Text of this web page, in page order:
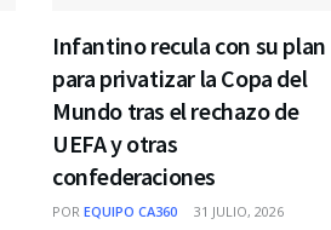
Infantino recula con su plan
para privatizar la Copa del
Mundo tras el rechazo de
UEFA y otras
confederaciones
POR EQUIPO CA360 31 JULIO, 2026